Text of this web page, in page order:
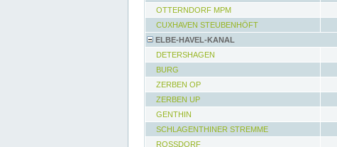
OTTERNDORF MPM
CUXHAVEN STEUBENHÖFT
ELBE-HAVEL-KANAL
DETERSHAGEN
BURG
ZERBEN OP
ZERBEN UP
GENTHIN
SCHLAGENTHINER STREMME
ROSSDORF